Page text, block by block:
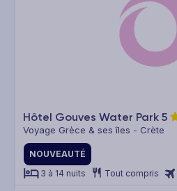
Hôtel Gouves Water Park 5
Voyage Grèce & ses îles - Crète
NOUVEAUTÉ
3 à 14 nuits
Tout compris